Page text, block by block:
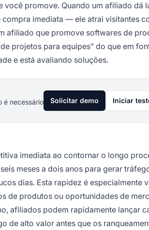
promove. Quando um afiliado dá
imediata — ele atrai visitantes
afiliado que promove softwares de
projetos para equipes” do que em
e está avaliando soluções.
é necessário
Solicitar demo Iniciar
imediata ao contornar o longo
meses a dois anos para gerar
dias. Esta rapidez é especialmente
de produtos ou oportunidades de
afiliados podem rapidamente lançar
de alto valor antes que os